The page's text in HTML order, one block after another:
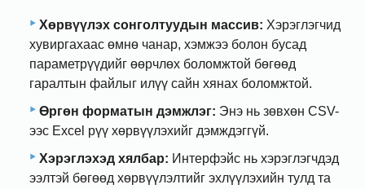
Хөрвүүлэх сонголтуудын массив: Хэрэглэгчид
хувиргахаас өмнө чанар, хэмжээ болон бусад
параметрүүдийг өөрчлөх боломжтой бөгөөд
гаралтын файлыг илүү сайн хянах боломжтой.
Өргөн форматын дэмжлэг: Энэ нь зөвхөн CSV-
ээс Excel рүү хөрвүүлэхийг дэмждэггүй.
Хэрэглэхэд хялбар: Интерфэйс нь хэрэглэгчдэд
ээлтэй бөгөөд хөрвүүлэлтийг эхлүүлэхийн тулд та